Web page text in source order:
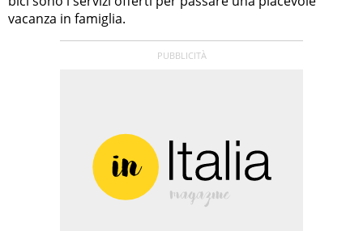
vacanza in famiglia.